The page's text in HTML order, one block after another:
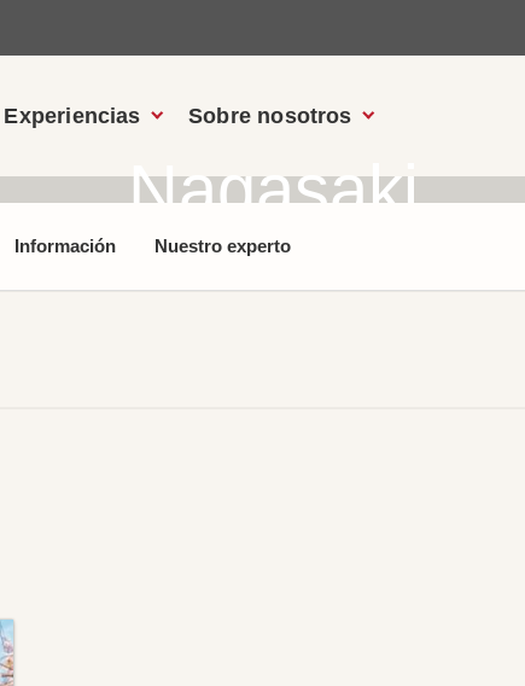
Experiencias Sobre nosotros
Nagasaki
Información Nuestro experto